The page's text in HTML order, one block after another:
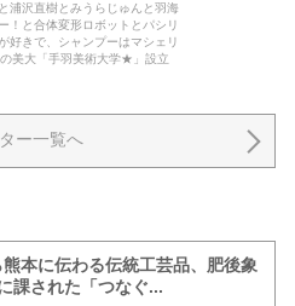
浦沢直樹とみうらじゅんと羽海
！と合体変形ロボットとパシリ
好きで、シャンプーはマシェリ
美大「手羽美術大学★」設立
ー一覧へ
本に伝わる伝統工芸品、肥後象
課された「つなぐ...